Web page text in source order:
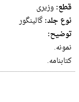
قطع: وزيرى
نوع جلد:گالینگور
توضیح:
نمونه.
کتابنامه.